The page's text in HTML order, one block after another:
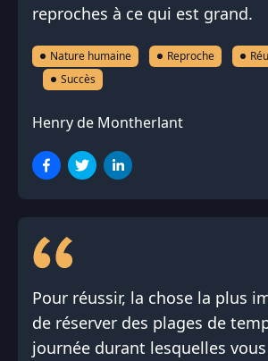
reproches à ce qui est grand.
Nature humaine Reproche
Succès
Henry de Montherlant
Pour réussir, la chose la plus
de réserver des plages de
journée durant lesquelles